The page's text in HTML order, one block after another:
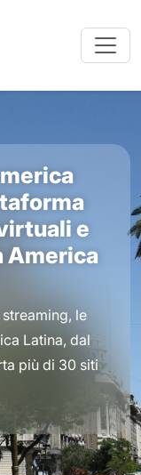
e
America
le
Latina, dal
più di 30 siti